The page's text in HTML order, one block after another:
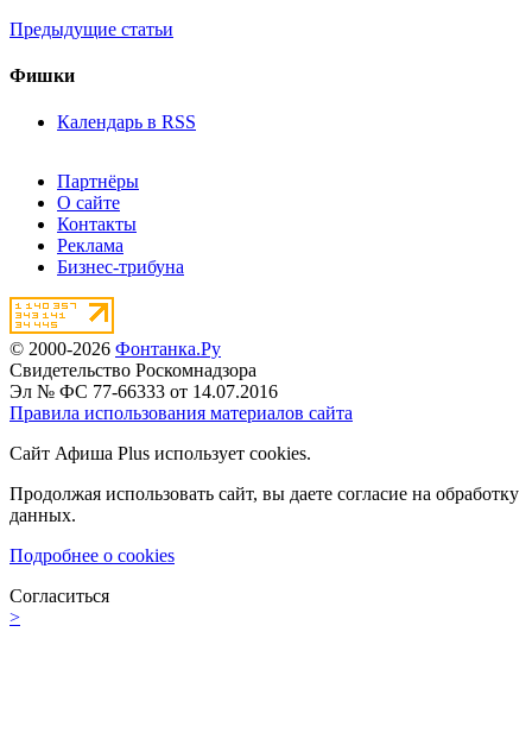
Предыдущие статьи
Фишки
Календарь в RSS
Партнёры
О сайте
Контакты
Реклама
Бизнес-трибуна
© 2000-2026 Фонтанка.Ру
Свидетельство Роскомнадзора
Эл № ФС 77-66333 от 14.07.2016
Правила использования материалов сайта
Сайт Афиша Plus использует cookies.
Продолжая использовать сайт, вы даете согласие на обработку
данных.
Подробнее о cookies
Согласиться
>